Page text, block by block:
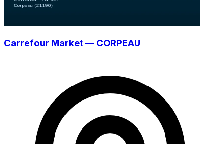
Carrefour Market — CORPEAU